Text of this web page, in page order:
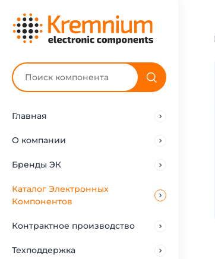
Главная
О компании
Бренды ЭК
Каталог Электронных
Компонентов
Контрактное производство
Техподдержка